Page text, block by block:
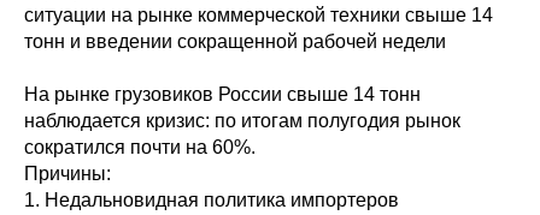
ситуации на рынке коммерческой техники свыше 14
тонн и введении сокращенной рабочей недели
На рынке грузовиков России свыше 14 тонн
наблюдается кризис: по итогам полугодия рынок
сократился почти на 60%.
Причины:
1. Недальновидная политика импортеров